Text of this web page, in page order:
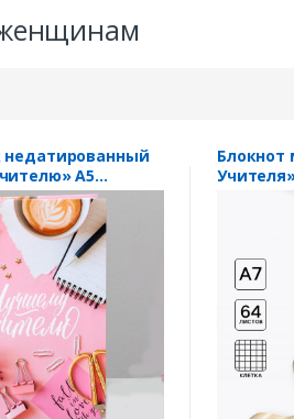
недатированный
А5
Блокнот